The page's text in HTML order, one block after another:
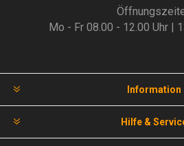
Mo - Fr 08.00 - 12.00 Uhr |
Information
Hilfe &